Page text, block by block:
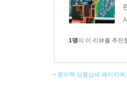
1명이 이 리뷰를 추천
종이책 상품상세 페이지